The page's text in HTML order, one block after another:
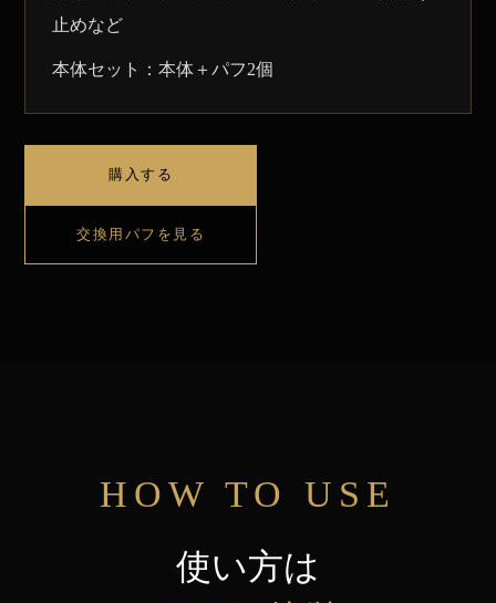
止めなど
本体セット：本体＋パフ2個
購入する
交換用パフを見る
HOW TO USE
使い方は